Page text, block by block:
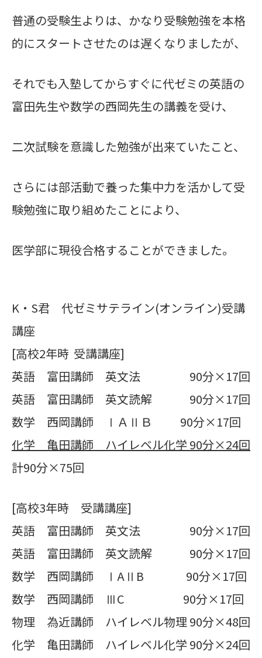
普通の受験生よりは、かなり受験勉強を本格
的にスタートさせたのは遅くなりましたが、
それでも入塾してからすぐに代ゼミの英語の
富田先生や数学の西岡先生の講義を受け、
二次試験を意識した勉強が出来ていたこと、
さらには部活動で養った集中力を活かして受
験勉強に取り組めたことにより、
医学部に現役合格することができました。
K・S君 代ゼミサテライン(オンライン)受講
講座
[高校2年時 受講講座]
英語 富田講師 英文法 90分×17回
英語 富田講師 英文読解 90分×17回
数学 西岡講師 ⅠＡⅡＢ 90分×17回
化学 亀田講師 ハイレベル化学 90分×24回
計90分×75回
[高校3年時 受講講座]
英語 富田講師 英文法 90分×17回
英語 富田講師 英文読解 90分×17回
数学 西岡講師 ⅠAⅡB 90分×17回
数学 西岡講師 ⅢC 90分×17回
物理 為近講師 ハイレベル物理 90分×48回
化学 亀田講師 ハイレベル化学 90分×24回